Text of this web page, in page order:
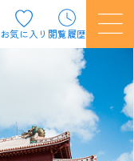
お気に入り 閲覧履歴